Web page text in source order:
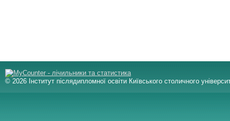
© 2026 Інститут післядипломної освіти Київського столичного